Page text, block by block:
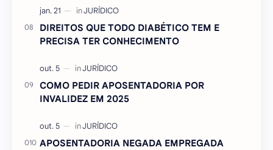
DIREITOS QUE TODO DIABÉTICO TEM E
PRECISA TER CONHECIMENTO
COMO PEDIR APOSENTADORIA POR
INVALIDEZ EM 2025
APOSENTADORIA NEGADA EMPREGADA